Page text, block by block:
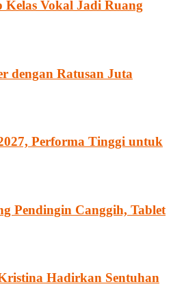
Kelas Vokal Jadi Ruang
dengan Ratusan Juta
Performa Tinggi untuk
Pendingin Canggih, Tablet
Hadirkan Sentuhan